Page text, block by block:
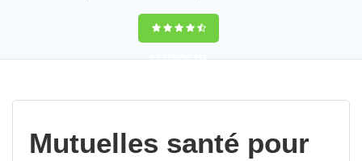
9,2(100%)452
Mutuelles santé pour